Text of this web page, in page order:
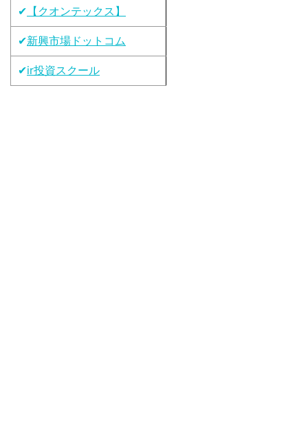
✔ 【クオンテックス】
✔新興市場ドットコム
✔ir投資スクール